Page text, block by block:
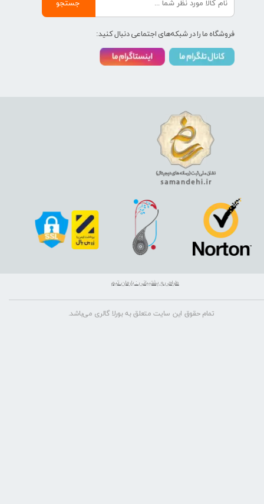
تمام حقوق این سایت متعلق به بورلا گالری می‌باشد.
طراحی و پشتیبانی : بارمان تیم
جستجو
فروشگاه ما را در شبکه‌های اجتماعی دنبال کنید: